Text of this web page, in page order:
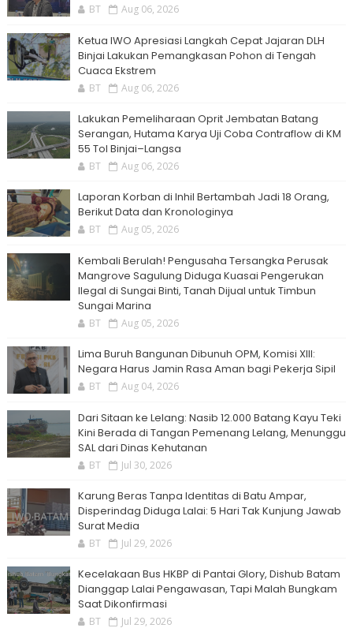
BT Aug 06, 2026
Ketua IWO Apresiasi Langkah Cepat Jajaran DLH
Binjai Lakukan Pemangkasan Pohon di Tengah
Cuaca Ekstrem
BT Aug 06, 2026
Lakukan Pemeliharaan Oprit Jembatan Batang
Serangan, Hutama Karya Uji Coba Contraflow di KM
55 Tol Binjai–Langsa
BT Aug 06, 2026
Laporan Korban di Inhil Bertambah Jadi 18 Orang,
Berikut Data dan Kronologinya
BT Aug 05, 2026
Kembali Berulah! Pengusaha Tersangka Perusak
Mangrove Sagulung Diduga Kuasai Pengerukan
Ilegal di Sungai Binti, Tanah Dijual untuk Timbun
Sungai Marina
BT Aug 05, 2026
Lima Buruh Bangunan Dibunuh OPM, Komisi XIII:
Negara Harus Jamin Rasa Aman bagi Pekerja Sipil
BT Aug 04, 2026
Dari Sitaan ke Lelang: Nasib 12.000 Batang Kayu Teki
Kini Berada di Tangan Pemenang Lelang, Menunggu
SAL dari Dinas Kehutanan
BT Jul 30, 2026
Karung Beras Tanpa Identitas di Batu Ampar,
Disperindag Diduga Lalai: 5 Hari Tak Kunjung Jawab
Surat Media
BT Jul 29, 2026
Kecelakaan Bus HKBP di Pantai Glory, Dishub Batam
Dianggap Lalai Pengawasan, Tapi Malah Bungkam
Saat Dikonfirmasi
BT Jul 29, 2026